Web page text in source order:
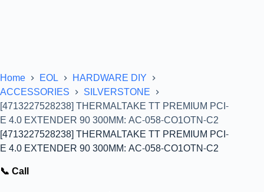
Home EOL
HARDWARE DIY
ACCESSORIES
SILVERSTONE
[4713227528238] THERMALTAKE TT PREMIUM PCI-
E 4.0 EXTENDER 90 300MM: AC-058-CO1OTN-C2
[4713227528238] THERMALTAKE TT PREMIUM PCI-
E 4.0 EXTENDER 90 300MM: AC-058-CO1OTN-C2
📞 Call